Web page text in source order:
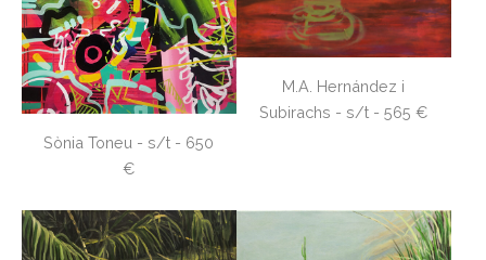
Sònia Toneu - s/t - 650
€
M.A. Hernández i
Subirachs - s/t - 565 €